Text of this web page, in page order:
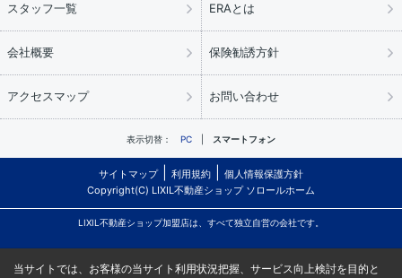
スタッフ一覧 ERAとは
会社概要 保険勧誘方針
アクセスマップ お問い合わせ
表示切替： PC スマートフォン
サイトマップ 利用規約
個人情報保護方針
Copyright(C) LIXIL不動産ショップ ソロールホーム
LIXIL不動産ショップ加盟店は、すべて独立自営の会社です。
当サイトでは、お客様の当サイト利用状況把握、サービス向上検討を目的と